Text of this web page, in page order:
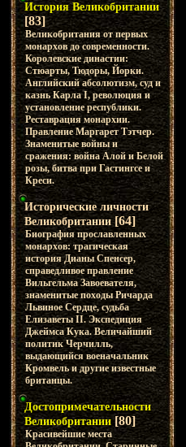
История Великобритании
[83]
Великобритания от первых
монархов до современности.
Королевские династии:
Стюарты, Тюдоры, Йорки.
Английский абсолютизм, суд и
казнь Карла I, революция и
установление республики.
Реставрация монархии.
Правление Маргарет Тэтчер.
Знаменитые войны и
сражения: война Алой и Белой
розы, битва при Гастингсе и
Креси.
Исторические личности
Великобритании [64]
Биография прославленных
монархов: трагическая
история Дианы Спенсер,
справедливое правление
Вильгельма Завоевателя,
знаменитые походы Ричарда
Львиное Сердце, судьба
Елизаветы II. Экспедиция
Джеймса Кука. Величайший
политик Черчилль,
выдающийся военачальник
Кромвель и другие известные
британцы.
Достопримечательности
Великобритании [80]
Красивейшие места